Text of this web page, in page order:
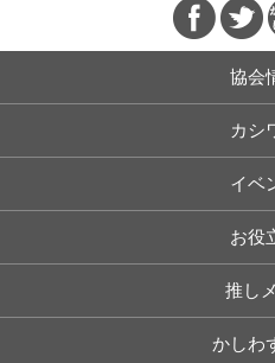
協会
カシ
イベ
お役
推し
かしわ